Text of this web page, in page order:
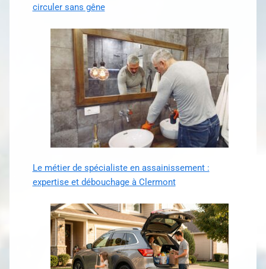
circuler sans gêne
Le métier de spécialiste en assainissement :
expertise et débouchage à Clermont